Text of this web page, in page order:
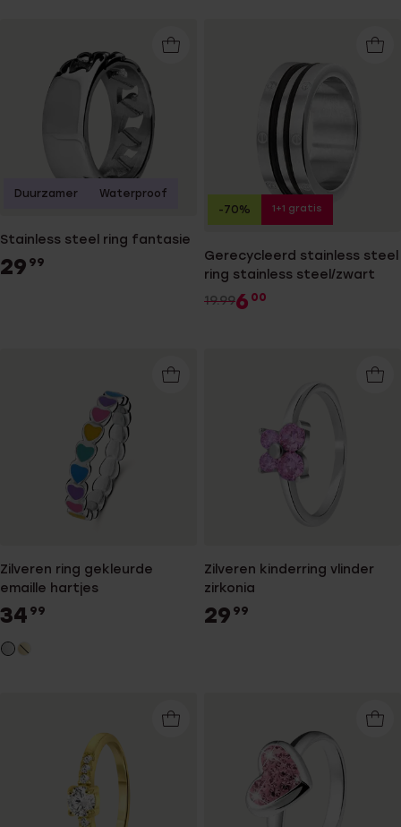
Stainless steel ring fantasie
29 99
Duurzamer Waterproof
Gerecycleerd stainless steel
ring stainless steel/zwart
19.996 00
-70% 1+1 gratis
Zilveren ring gekleurde
emaille hartjes
34 99
Zilveren kinderring vlinder
zirkonia
29 99